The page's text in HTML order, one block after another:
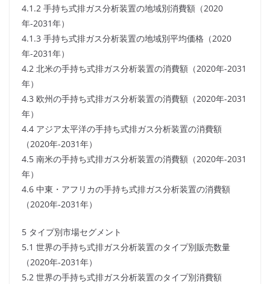
4.1.2 手持ち式排ガス分析装置の地域別消費額（2020
年-2031年）
4.1.3 手持ち式排ガス分析装置の地域別平均価格（2020
年-2031年）
4.2 北米の手持ち式排ガス分析装置の消費額（2020年-2031
年）
4.3 欧州の手持ち式排ガス分析装置の消費額（2020年-2031
年）
4.4 アジア太平洋の手持ち式排ガス分析装置の消費額
（2020年-2031年）
4.5 南米の手持ち式排ガス分析装置の消費額（2020年-2031
年）
4.6 中東・アフリカの手持ち式排ガス分析装置の消費額
（2020年-2031年）
5 タイプ別市場セグメント
5.1 世界の手持ち式排ガス分析装置のタイプ別販売数量
（2020年-2031年）
5.2 世界の手持ち式排ガス分析装置のタイプ別消費額